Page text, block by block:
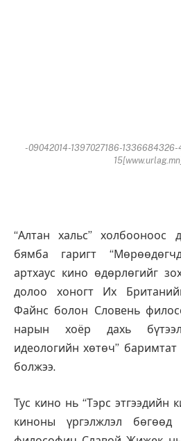
-09042014-1397027186-1336684326-
“Алтан хальс” холбооноос
бямба гаригт
артхаус кино өдөрлөгийг
долоо хоногт Их
Файнс болон Словень
нарын хоёр дахь
идеологийн хөтөч” баримтат
болжээ.
Тус кино нь “Тэрс этгээдийн
киноны үргэлжлэл